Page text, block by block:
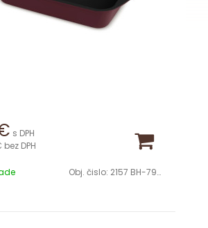
s DPH
bez DPH
Obj. čislo: 2157 BH-7905